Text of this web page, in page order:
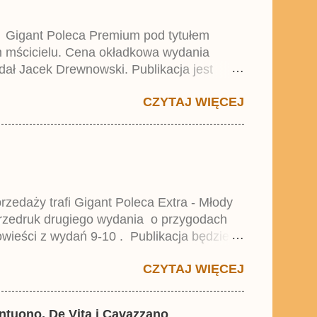
Poleca Premium pod tytułem
Cena okładkowa wydania
Jacek Drewnowski. Publikacja jest
CZYTAJ WIĘCEJ
trafi Gigant Poleca Extra - Młody
drugiego wydania o przygodach
z wydań 9-10 . Publikacja będzie
CZYTAJ WIĘCEJ
De Vita i Cavazzano